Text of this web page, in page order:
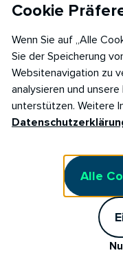
AGB
AGB
Marktkommunikation
Kunden werben
Vertrag widerrufen
Cookie Einstellungen
Cookie
Wenn Sie auf „Alle
Sie der Speicherung
Websitenavigation zu
analysieren und
unterstützen. Weitere
Alle